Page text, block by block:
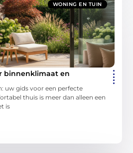
WONING EN TUIN
binnenklimaat en
uw gids voor een perfecte
thuis is meer dan alleen een
is